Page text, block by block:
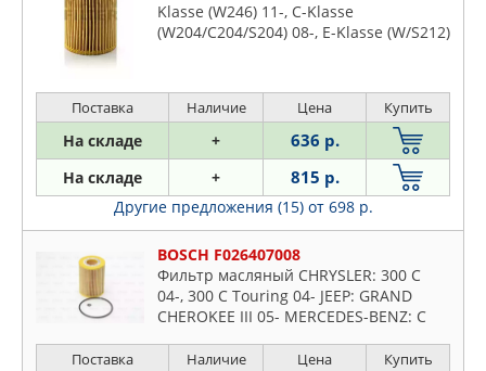
Klasse (W246) 11-, C-Klasse
(W204/C204/S204) 08-, E-Klasse (W/S212)
Поставка Наличие Цена Купить
На складе + 636 р.
На складе + 815 р.
Другие предложения (15) от 698 р.
BOSCH F026407008
Фильтр масляный CHRYSLER: 300 C
04-, 300 C Touring 04- JEEP: GRAND
CHEROKEE III 05- MERCEDES-BENZ: C
CLASS 00-, C-CLASS T-M
Поставка Наличие Цена Купить